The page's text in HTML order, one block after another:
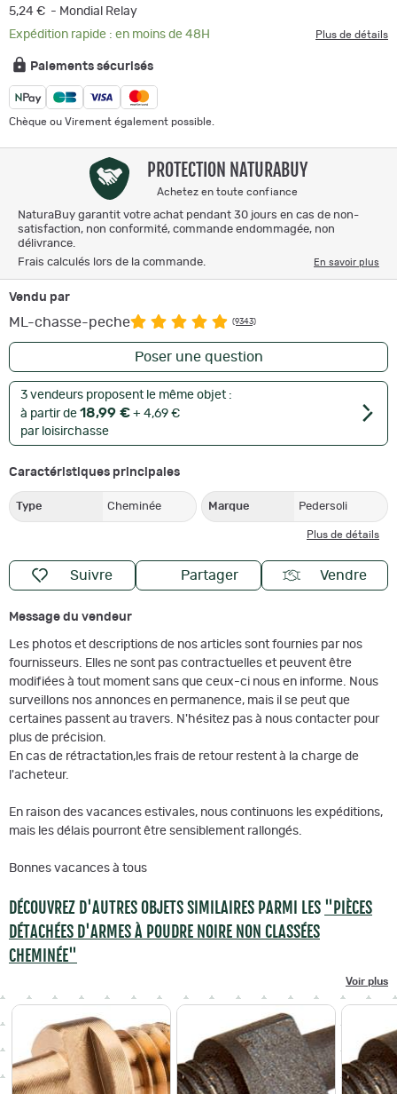
5,24 € - Mondial Relay
Expédition rapide : en moins de 48H
Plus de détails
Paiements sécurisés
Chèque ou Virement également possible.
PROTECTION NATURABUY
Achetez en toute confiance
NaturaBuy garantit votre achat pendant 30 jours en cas de non-
satisfaction, non conformité, commande endommagée, non
délivrance.
Frais calculés lors de la commande.
En savoir plus
Vendu par
ML-chasse-peche (9343)
Poser une question
3 vendeurs proposent le même objet :
à partir de 18,99 € + 4,69 €
par loisirchasse
Caractéristiques principales
Type Cheminée Marque Pedersoli
Plus de détails
Suivre Partager Vendre
Message du vendeur
Les photos et descriptions de nos articles sont fournies par nos
fournisseurs. Elles ne sont pas contractuelles et peuvent être
modifiées à tout moment sans que ceux-ci nous en informe. Nous
surveillons nos annonces en permanence, mais il se peut que
certaines passent au travers. N'hésitez pas à nous contacter pour
plus de précision.
En cas de rétractation,les frais de retour restent à la charge de
l'acheteur.
En raison des vacances estivales, nous continuons les expéditions,
mais les délais pourront être sensiblement rallongés.
Bonnes vacances à tous
DÉCOUVREZ D'AUTRES OBJETS SIMILAIRES PARMI LES "PIÈCES
DÉTACHÉES D'ARMES À POUDRE NOIRE NON CLASSÉES
CHEMINÉE"
Voir plus